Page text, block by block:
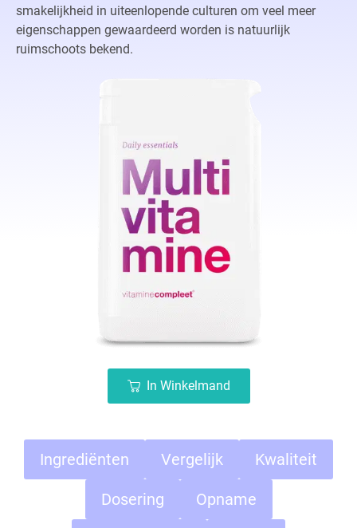
smakelijkheid in uiteenlopende culturen om veel meer
eigenschappen gewaardeerd worden is natuurlijk
ruimschoots bekend.
In Winkelmand
Ingrediënten Vergelijk Kwaliteit
Dosering Opname